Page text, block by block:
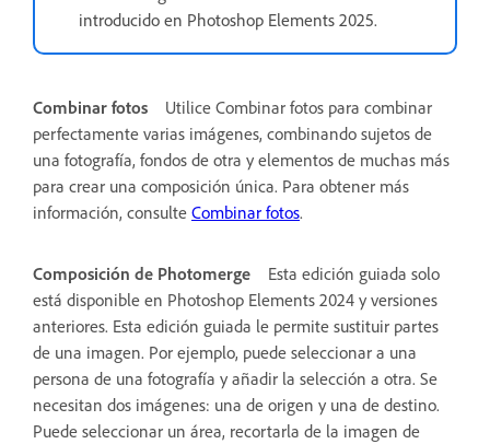
introducido en Photoshop Elements 2025.
Combinar fotos
Utilice Combinar fotos para combinar
perfectamente varias imágenes, combinando sujetos de
una fotografía, fondos de otra y elementos de muchas más
para crear una composición única. Para obtener más
información, consulte Combinar fotos.
Composición de Photomerge
Esta edición guiada solo
está disponible en Photoshop Elements 2024 y versiones
anteriores. Esta edición guiada le permite sustituir partes
de una imagen. Por ejemplo, puede seleccionar a una
persona de una fotografía y añadir la selección a otra. Se
necesitan dos imágenes: una de origen y una de destino.
Puede seleccionar un área, recortarla de la imagen de